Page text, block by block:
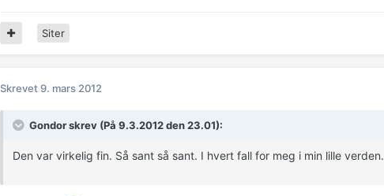
Siter
Skrevet9. mars 2012
Gondor skrev (På 9.3.2012 den 23.01):
Den var virkelig fin. Så sant så sant. I hvert fall for meg i min lille verden.